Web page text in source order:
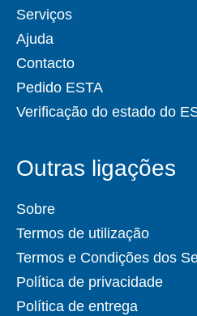
Serviços
Ajuda
Contacto
Pedido ESTA
Verificação do estado do
Outras ligações
Sobre
Termos de utilização
Termos e Condições dos
Política de privacidade
Política de entrega